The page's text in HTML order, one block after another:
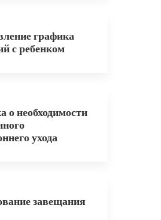
графика
с ребенком
о необходимости
ухода
завещания